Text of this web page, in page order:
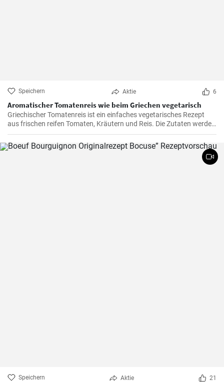
Speichern Aktie 6
Aromatischer Tomatenreis wie beim Griechen vegetarisch
Griechischer Tomatenreis ist ein einfaches vegetarisches Rezept
aus frischen reifen Tomaten, Kräutern und Reis. Die Zutaten werden
zusammen gekocht und als vegetarische Hauptspeise zu Brot oder
Fetakäse genossen. Schnell und einfach zubereitet.
Speichern Aktie 21